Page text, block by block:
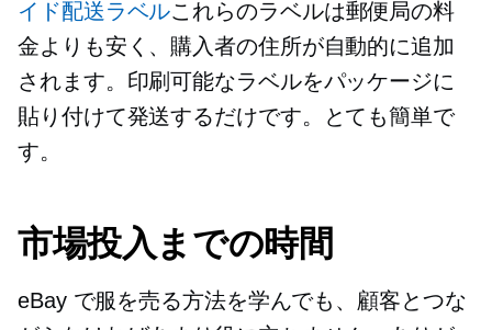
イド配送ラベルこれらのラベルは郵便局の料
金よりも安く、購入者の住所が自動的に追加
されます。印刷可能なラベルをパッケージに
貼り付けて発送するだけです。とても簡単で
す。
市場投入までの時間
eBay で服を売る方法を学んでも、顧客とつな